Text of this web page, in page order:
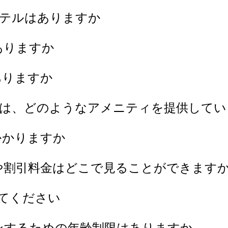
ルはありますか
ますか
ますか
、どのようなアメニティを提供して
りますか
引料金はどこで見ることができます
ください